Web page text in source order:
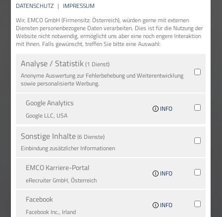
DATENSCHUTZ | IMPRESSUM
Wir, EMCO GmbH (Firmensitz: Österreich), würden gerne mit externen
Diensten personenbezogene Daten verarbeiten. Dies ist für die Nutzung der
Website nicht notwendig, ermöglicht uns aber eine noch engere Interaktion
mit Ihnen. Falls gewünscht, treffen Sie bitte eine Auswahl:
Analyse / Statistik (1 Dienst)
Anonyme Auswertung zur Fehlerbehebung und Weiterentwicklung
sowie personalisierte Werbung.
Google Analytics
Google LLC, USA
INFO
Sonstige Inhalte(6 Dienste)
Einbindung zusätzlicher Informationen
EMCO Karriere-Portal
eRe­crui­ter GmbH, Österreich
INFO
Facebook
Facebook Inc., Irland
INFO